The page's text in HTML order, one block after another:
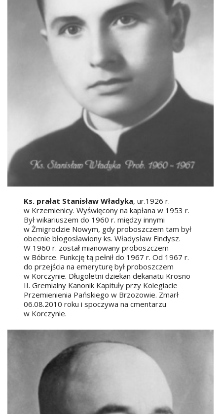
Ks. prałat Stanisław Władyka, ur.1926 r.
w Krzemienicy. Wyświęcony na kapłana w 1953 r.
Był wikariuszem do 1960 r. między innymi
w Żmigrodzie Nowym, gdy proboszczem tam był
obecnie błogosławiony ks. Władysław Findysz.
W 1960 r. został mianowany proboszczem
w Bóbrce. Funkcję tą pełnił do 1967 r. Od 1967 r.
do przejścia na emeryturę był proboszczem
w Korczynie. Długoletni dziekan dekanatu Krosno
II. Gremialny Kanonik Kapituły przy Kolegiacie
Przemienienia Pańskiego w Brzozowie. Zmarł
06.08.2010 roku i spoczywa na cmentarzu
w Korczynie.